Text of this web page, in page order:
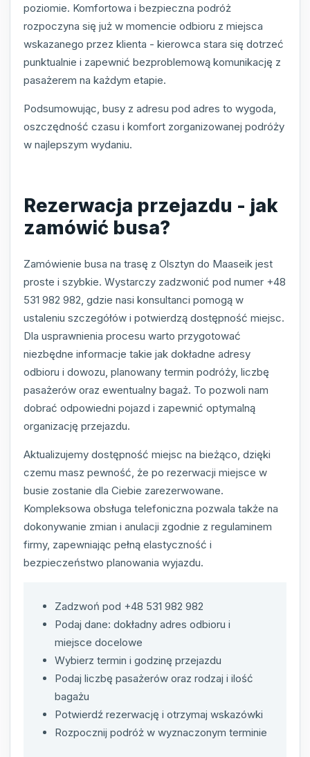
poziomie. Komfortowa i bezpieczna podróż
rozpoczyna się już w momencie odbioru z miejsca
wskazanego przez klienta - kierowca stara się dotrzeć
punktualnie i zapewnić bezproblemową komunikację z
pasażerem na każdym etapie.
Podsumowując, busy z adresu pod adres to wygoda,
oszczędność czasu i komfort zorganizowanej podróży
w najlepszym wydaniu.
Rezerwacja przejazdu - jak
zamówić busa?
Zamówienie busa na trasę z Olsztyn do Maaseik jest
proste i szybkie. Wystarczy zadzwonić pod numer +48
531 982 982, gdzie nasi konsultanci pomogą w
ustaleniu szczegółów i potwierdzą dostępność miejsc.
Dla usprawnienia procesu warto przygotować
niezbędne informacje takie jak dokładne adresy
odbioru i dowozu, planowany termin podróży, liczbę
pasażerów oraz ewentualny bagaż. To pozwoli nam
dobrać odpowiedni pojazd i zapewnić optymalną
organizację przejazdu.
Aktualizujemy dostępność miejsc na bieżąco, dzięki
czemu masz pewność, że po rezerwacji miejsce w
busie zostanie dla Ciebie zarezerwowane.
Kompleksowa obsługa telefoniczna pozwala także na
dokonywanie zmian i anulacji zgodnie z regulaminem
firmy, zapewniając pełną elastyczność i
bezpieczeństwo planowania wyjazdu.
Zadzwoń pod +48 531 982 982
Podaj dane: dokładny adres odbioru i
miejsce docelowe
Wybierz termin i godzinę przejazdu
Podaj liczbę pasażerów oraz rodzaj i ilość
bagażu
Potwierdź rezerwację i otrzymaj wskazówki
Rozpocznij podróż w wyznaczonym terminie